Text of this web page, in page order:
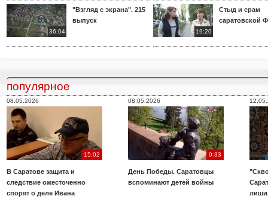
36:04
"Взгляд с экрана". 215
выпуск
19:20
Стыд и срам
саратовской
популярное
08.05.2026
15:02
В Саратове защита и
следствие ожесточенно
спорят о деле Ивана
08.05.2026
0:33
День Победы. Саратовцы
вспоминают детей войны